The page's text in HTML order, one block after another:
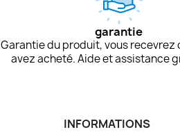
garantie
Garantie du produit, vous recevrez
avez acheté. Aide et assistance
INFORMATIONS